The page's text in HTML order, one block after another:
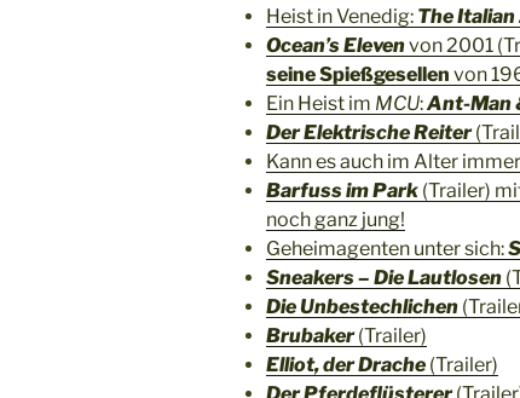
Heist in Venedig: The Italian
Ocean’s Elevenvon 2001
seine Spießgesellen von
Ein Heist im MCU:Ant-Man
Der Elektrische Reiter
Kann es auch im Alter
Barfuss im Park (Trailer)
noch ganz jung!
Geheimagenten unter sich:
Sneakers – Die Lautlosen
Die Unbestechlichen
Brubaker(Trailer)
Elliot, der Drache (Trailer)